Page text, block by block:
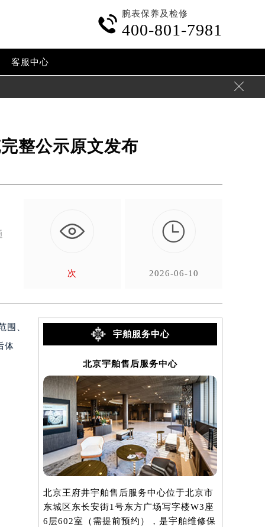

腕表保养及检修
400-801-7981
客服中心

整公示原文发布
次

2026-06-10
围、
体
宇舶服务中心
北京宇舶售后服务中心
北京王府井宇舶售后服务中心位于北京市
东城区东长安街1号东方广场写字楼W3座
6层602室（需提前预约），是宇舶维修保